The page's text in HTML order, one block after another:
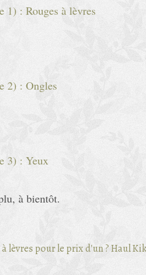
1) : Rouges à lèvres
2) : Ongles
3) : Yeux
à bientôt.